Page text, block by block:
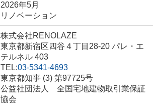
2026年5月
リノベーション
株式会社RENOLAZE
東京都新宿区四谷４丁目28-20 パレ・エ
テルネル 403
TEL:03-5341-4693
東京都知事 (3) 第97725号
公益社団法人 全国宅地建物取引業保証
協会